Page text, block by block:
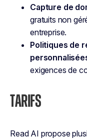
Capture de
gratuits non
entreprise.
Politiques de
exigences de
TARIFS
Read AI propose